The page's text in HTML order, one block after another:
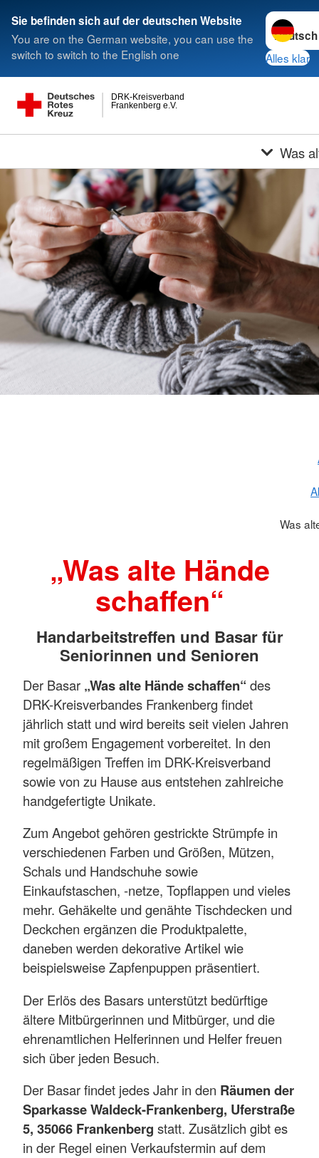
Sie befinden sich auf der deutschen Website
You are on the German website, you can use the
switch to switch to the English one
Sprache
Alles klar
Frankenberg e.V.
DRK-Kreisverband
Was
Was
„Was alte Hände
schaffen“
Handarbeitstreffen und Basar für
Seniorinnen und Senioren
Der Basar „Was alte Hände schaffen“ des
DRK-Kreisverbandes Frankenberg findet
jährlich statt und wird bereits seit vielen Jahren
mit großem Engagement vorbereitet. In den
regelmäßigen Treffen im DRK-Kreisverband
sowie von zu Hause aus entstehen zahlreiche
handgefertigte Unikate.
Zum Angebot gehören gestrickte Strümpfe in
verschiedenen Farben und Größen, Mützen,
Schals und Handschuhe sowie
Einkaufstaschen, -netze, Topflappen und vieles
mehr. Gehäkelte und genähte Tischdecken und
Deckchen ergänzen die Produktpalette,
daneben werden dekorative Artikel wie
beispielsweise Zapfenpuppen präsentiert.
Der Erlös des Basars unterstützt bedürftige
ältere Mitbürgerinnen und Mitbürger, und die
ehrenamtlichen Helferinnen und Helfer freuen
sich über jeden Besuch.
Der Basar findet jedes Jahr in den Räumen der
Sparkasse Waldeck-Frankenberg, Uferstraße
5, 35066 Frankenberg statt. Zusätzlich gibt es
in der Regel einen Verkaufstermin auf dem